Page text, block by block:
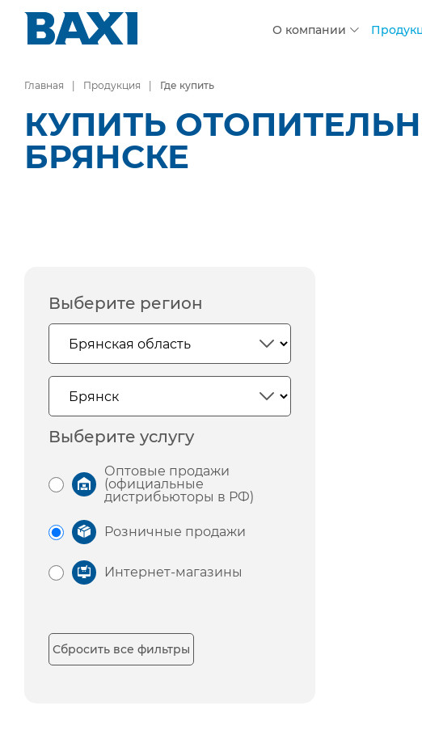
О компании
Главная Продукция Где купить
КУПИТЬ
БРЯНСКЕ
Выберите регион
Выберите услугу
Оптовые продажи
(официальные
дистрибьюторы в РФ)
Розничные продажи
Интернет-магазины
Сбросить все фильтры